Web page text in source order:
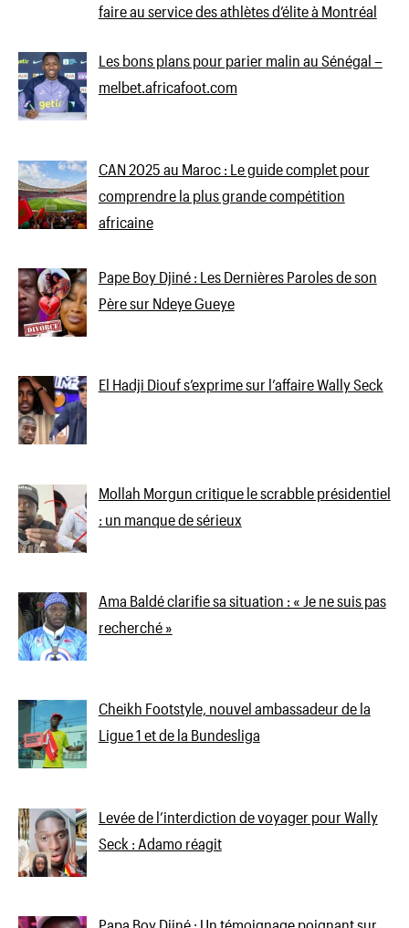
faire au service des athlètes d’élite à Montréal
Les bons plans pour parier malin au Sénégal –
melbet.africafoot.com
CAN 2025 au Maroc : Le guide complet pour
comprendre la plus grande compétition
africaine
Pape Boy Djiné : Les Dernières Paroles de son
Père sur Ndeye Gueye
El Hadji Diouf s’exprime sur l’affaire Wally Seck
Mollah Morgun critique le scrabble présidentiel
: un manque de sérieux
Ama Baldé clarifie sa situation : « Je ne suis pas
recherché »
Cheikh Footstyle, nouvel ambassadeur de la
Ligue 1 et de la Bundesliga
Levée de l’interdiction de voyager pour Wally
Seck : Adamo réagit